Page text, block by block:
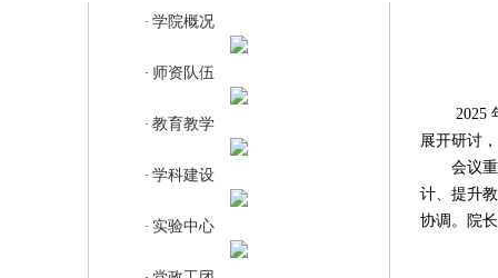
· 学院概况
· 师资队伍
· 教育教学
· 学科建设
· 实验中心
2025 年
展开研讨
会议重点
计、提升
协调。院